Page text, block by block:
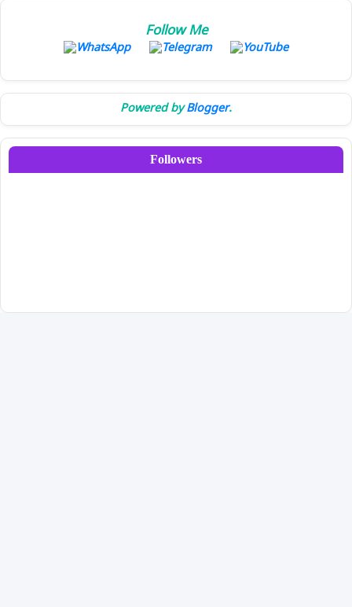
Follow Me
Powered byBlogger.
Followers